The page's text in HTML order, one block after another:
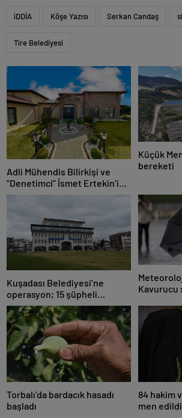
iDDİA Köşe Yazısı Serkan Candaş
Tire Belediyesi
Adli Mühendis Bilirkişi ve
“Denetimci” İsmet Ertekin’in
Milyon Dolar Villası Kaçak
Küçük
bereketi
Kuşadası Belediyesi’ne
operasyon; 15 şüpheli
gözaltına alındı
Kavurucu
Torbalı’da bardacık hasadı
başladı
84 hakim
men